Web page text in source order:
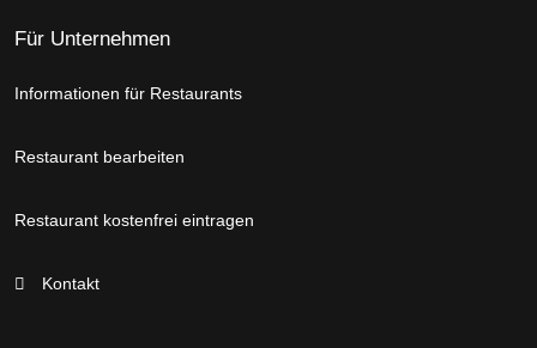
Für Unternehmen
Informationen für Restaurants
Restaurant bearbeiten
Restaurant kostenfrei eintragen
Kontakt